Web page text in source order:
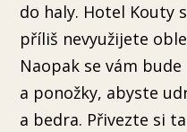
do haly. Hotel Kouty
příliš nevyužijete
Naopak se vám
a ponožky, abyste
a bedra. Přivezte si